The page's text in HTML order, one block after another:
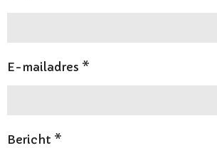
E-mailadres *
Bericht *